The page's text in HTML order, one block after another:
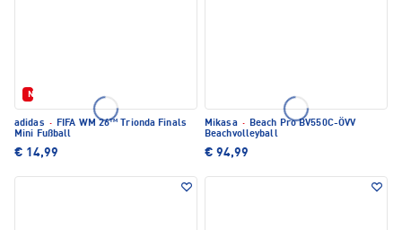
Neu
adidas · FIFA WM 26™ Trionda Finals
Mini Fußball
€ 14,99
Mikasa · Beach Pro BV550C-ÖVV
Beachvolleyball
€ 94,99